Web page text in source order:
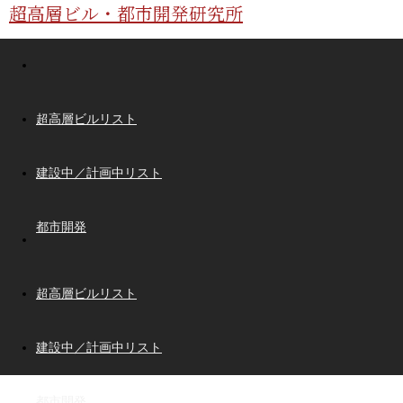
超高層ビル・都市開発研究所
超高層ビルリスト
建設中／計画中リスト
都市開発
超高層ビルリスト
建設中／計画中リスト